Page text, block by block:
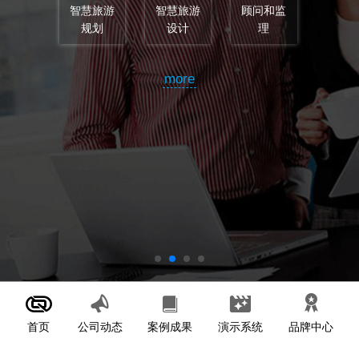
首页 公司动态 案例成果 演示系统 品牌中心
智慧旅游
规划
智慧旅游
设计
顾问和监
理
more